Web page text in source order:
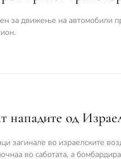
за движење на автомобили
нападите од
загинале во израелските
во саботата, а